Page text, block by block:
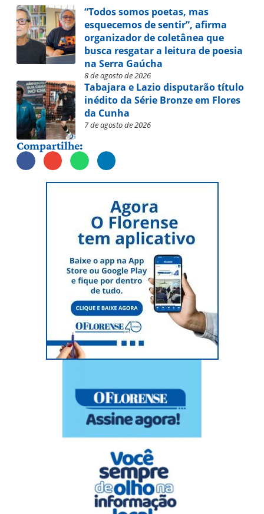
“Todos somos poetas, mas
esquecemos de sentir”, afirma
organizador de coletânea que
busca resgatar a leitura de poesia
na Serra Gaúcha
8 de agosto de 2026
Tabajara e Lazio disputarão título
inédito da Série Bronze em Flores
da Cunha
7 de agosto de 2026
Compartilhe: